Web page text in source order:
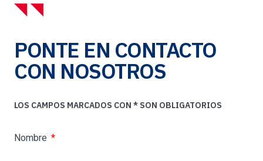
PONTE EN CONTACTO
CON NOSOTROS
LOS CAMPOS MARCADOS CON * SON OBLIGATORIOS
Nombre